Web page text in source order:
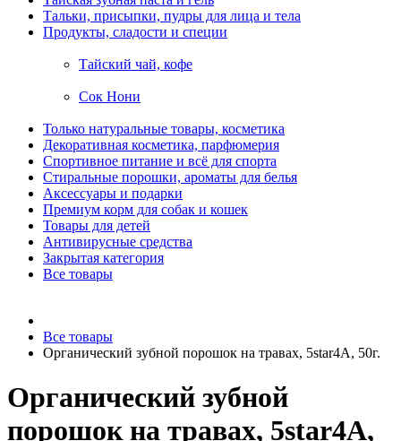
Тальки, присыпки, пудры для лица и тела
Продукты, сладости и специи
Тайский чай, кофе
Сок Нони
Только натуральные товары, косметика
Декоративная косметика, парфюмерия
Спортивное питание и всё для спорта
Стиральные порошки, ароматы для белья
Аксессуары и подарки
Премиум корм для собак и кошек
Товары для детей
Антивирусные средства
Закрытая категория
Все товары
Все товары
Органический зубной порошок на травах, 5star4A, 50г.
Органический зубной
порошок на травах, 5star4A,